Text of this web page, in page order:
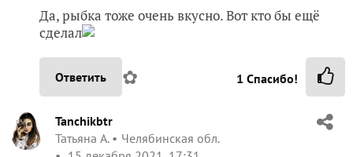
Да, рыбка тоже очень вкусно. Вот кто бы ещё
сделал
Ответить ✿ 1 Спасибо!
Tanchikbtr
Татьяна А.
Челябинская обл.